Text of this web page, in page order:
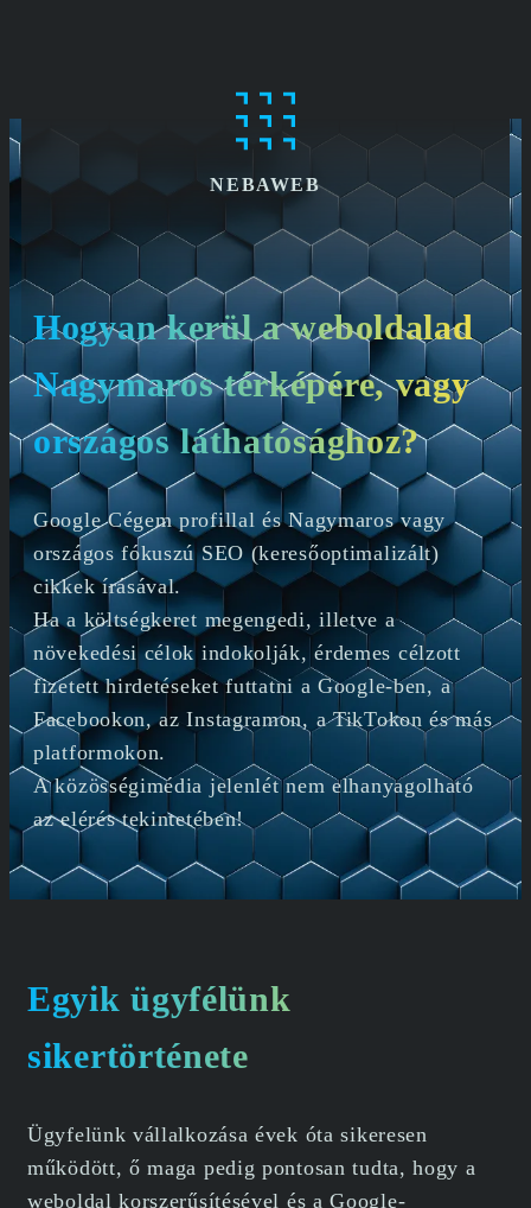
NEBAWEB
Hogyan kerül a weboldalad
Nagymaros térképére, vagy
országos láthatósághoz?
Google Cégem profillal és Nagymaros vagy
országos fókuszú SEO (keresőoptimalizált)
cikkek írásával.
Ha a költségkeret megengedi, illetve a
növekedési célok indokolják, érdemes célzott
fizetett hirdetéseket futtatni a Google-ben, a
Facebookon, az Instagramon, a TikTokon és más
platformokon.
A közösségimédia jelenlét nem elhanyagolható
az elérés tekintetében!
Egyik ügyfélünk
sikertörténete
Ügyfelünk vállalkozása évek óta sikeresen
működött, ő maga pedig pontosan tudta, hogy a
weboldal korszerűsítésével és a Google-